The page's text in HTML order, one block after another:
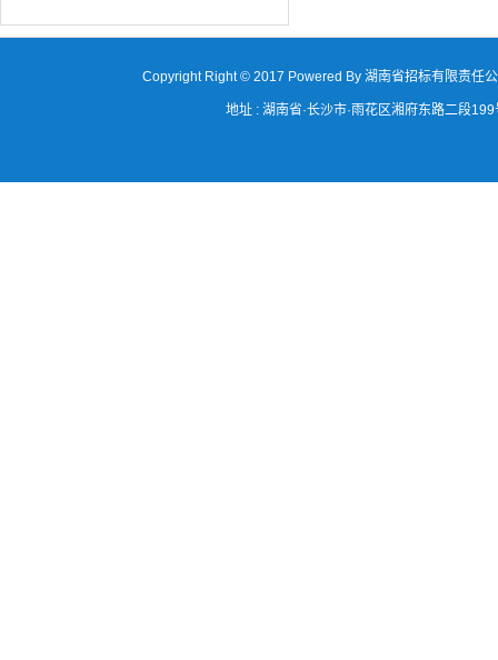
项目（第二次）中标候...
Copyright Right © 2017 Powered By 湖南省招标有限责任
地址 : 湖南省·长沙市·雨花区湘府东路二段199